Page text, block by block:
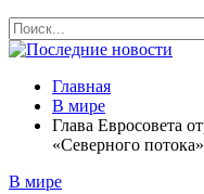
Главная
В мире
Глава Евросовета
«Северного потока»
В мире